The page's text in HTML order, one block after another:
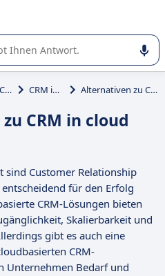
Nutzung oder Auswahl
CRM CRM in cloud Alternativen zu CRM in cloud
CRM in cloud
sind Customer Relationship
für den Erfolg
CRM-Lösungen bieten
Skalierbarkeit und
gibt es auch eine
CRM-
Unternehmen Bedarf und